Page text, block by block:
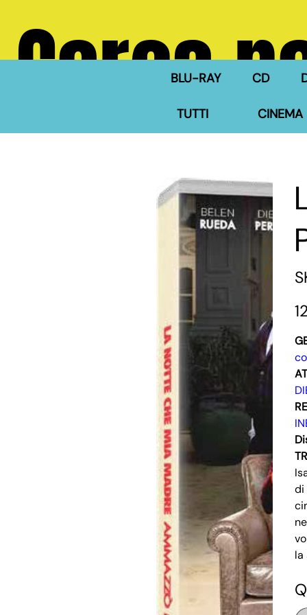
BLU-RAY CD
TUTTI CINEMA
Cerca
di
la